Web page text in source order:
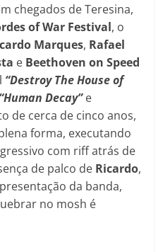
chegados de Teresina,
of War Festival, o
Marques, Rafael
e Beethoven on Speed
“Destroy The House of
“Human Decay”e
de cerca de cinco anos,
forma, executando
com riff atrás de
de palco de Ricardo,
da banda,
no mosh é